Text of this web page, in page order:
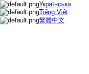
Українська
Tiếng Việt
繁體中文